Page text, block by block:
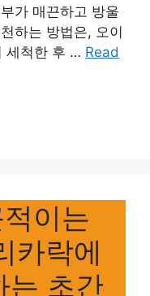
가 매끈하고 방울
하는 방법은, 오이
세척한 후 … Read
이는
카락에
는 초간